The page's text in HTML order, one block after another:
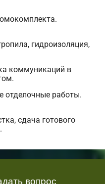
гидроизоляция,
коммуникаций в
отделочные работы.
сдача готового
вопрос